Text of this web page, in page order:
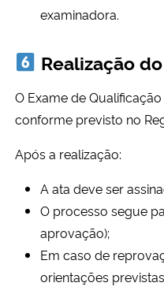
examinadora.
Realização
O Exame de
conforme previsto no
Após a realização:
A ata deve ser
O processo segue
aprovação);
Em caso de
orientações